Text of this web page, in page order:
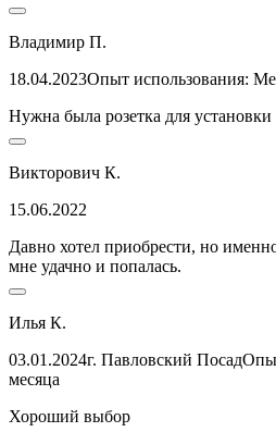
Владимир П.
18.04.2023Опыт использования:
Нужна была розетка для
Викторович К.
15.06.2022
Давно хотел приобрести, но
мне удачно и попалась.
Илья К.
03.01.2024г. Павловский Посад
месяца
Хороший выбор